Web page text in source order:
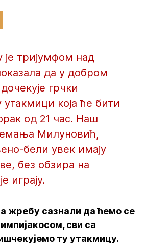
је тријумфом над
да у добром
грчки
која ће бити
од 21 час. Наш
Милуновић,
бели увек имају
без обзира на
играју.
жребу сазнали да ћемо се
сви са
ту утакмицу.